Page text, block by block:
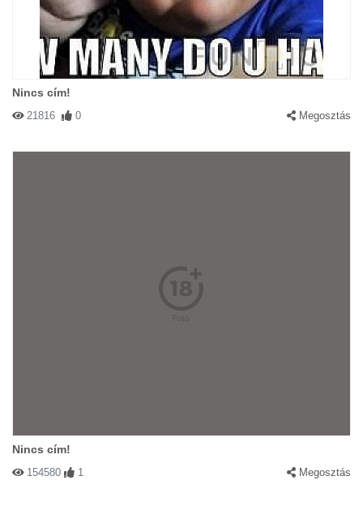
Nincs cím!
21816 0 Megosztás
Nincs cím!
154580 1 Megosztás